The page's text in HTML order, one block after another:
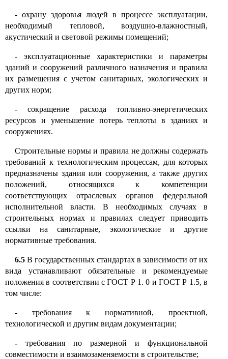
-охрану здоровья людей в процессе эксплуатации,
необходимый тепловой, воздушно-влажностный,
акустический и световой режимы помещений;
-эксплуатационные характеристики и параметры
зданий и сооружений различного назначения и правила
их размещения с учетом санитарных, экологических и
других норм;
-сокращение расхода топливно-энергетических
ресурсов и уменьшение потерь теплоты в зданиях и
сооружениях.
Строительные нормы и правила не должны содержать
требований к технологическим процессам, для которых
предназначены здания или сооружения, а также других
положений, относящихся к компетенции
соответствующих отраслевых органов федеральной
исполнительной власти. В необходимых случаях в
строительных нормах и правилах следует приводить
ссылки на санитарные, экологические и другие
нормативные требования.
6.5 В государственных стандартах в зависимости от их
вида устанавливают обязательные и рекомендуемые
положения в соответствии с ГОСТ Р1. 0 и ГОСТ Р 1.5, в
том числе:
-требования к нормативной, проектной,
технологической и другим видам документации;
-
требования по размерной и функциональной
совместимости и взаимозаменяемости в строительстве;